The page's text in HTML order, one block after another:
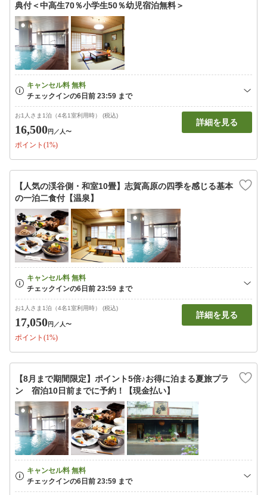
典付＜中高生70％小学生50％幼児宿泊無料＞
お1人さま1泊（4名1室利用時） (税込)
16,500円 ／人〜
ポイント(1%)
詳細を見る
【人気の渓谷側・和室10畳】志賀高原の四季を感じる基本
の一泊二食付【温泉】
お1人さま1泊（4名1室利用時） (税込)
17,050円 ／人〜
ポイント(1%)
詳細を見る
【8月まで期間限定】ポイント5倍♪お得に泊まる夏旅プラ
ン 宿泊10日前までに予約！【現金払い】